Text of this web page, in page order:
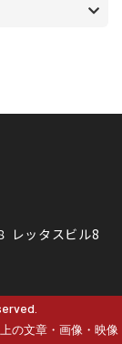
レッタスビル8
の文章・画像・映像